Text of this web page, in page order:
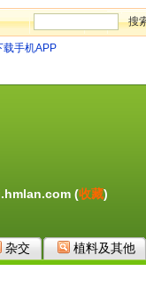
载手机APP
(收藏)
杂交 植料及其他